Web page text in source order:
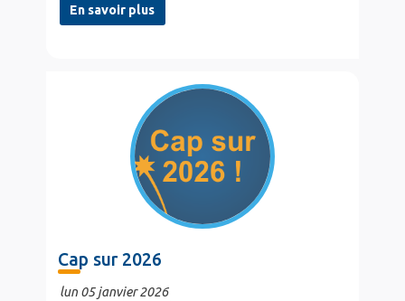
En savoir plus
Cap sur 2026
lun 05 janvier 2026